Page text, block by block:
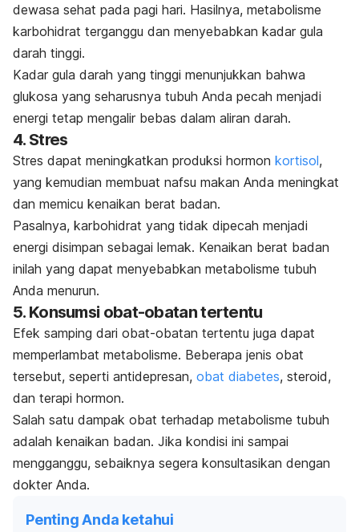
dewasa sehat pada pagi hari. Hasilnya, metabolisme
karbohidrat terganggu dan menyebabkan kadar gula
darah tinggi.
Kadar gula darah yang tinggi menunjukkan bahwa
glukosa yang seharusnya tubuh Anda pecah menjadi
energi tetap mengalir bebas dalam aliran darah.
4. Stres
Stres dapat meningkatkan produksi hormon kortisol,
yang kemudian membuat nafsu makan Anda meningkat
dan memicu kenaikan berat badan.
Pasalnya, karbohidrat yang tidak dipecah menjadi
energi disimpan sebagai lemak. Kenaikan berat badan
inilah yang dapat menyebabkan metabolisme tubuh
Anda menurun.
5. Konsumsi obat-obatan tertentu
Efek samping dari obat-obatan tertentu juga dapat
memperlambat metabolisme. Beberapa jenis obat
tersebut, seperti antidepresan, obat diabetes, steroid,
dan terapi hormon.
Salah satu dampak obat terhadap metabolisme tubuh
adalah kenaikan badan. Jika kondisi ini sampai
mengganggu, sebaiknya segera konsultasikan dengan
dokter Anda.
Penting Anda ketahui